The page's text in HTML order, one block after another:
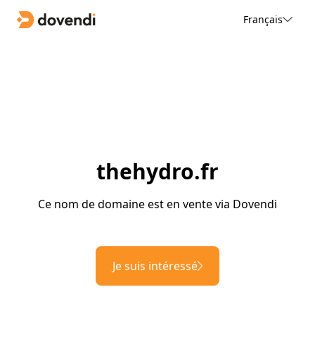
Français
thehydro.fr
Ce nom de domaine est en vente via Dovendi
Je suis intéressé